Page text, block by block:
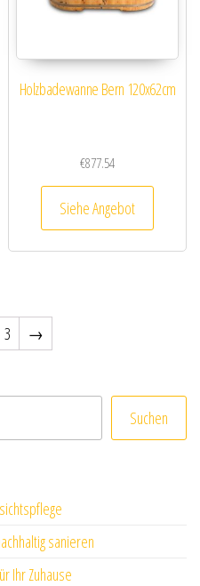
Holzbadewanne Bern 120x62cm
€877.54
Siehe Angebot
3 →
Suchen
sanieren
Ihr Zuhause